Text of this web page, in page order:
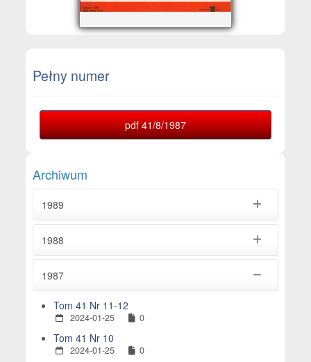
Pełny numer
pdf 41/8/1987
Archiwum
1989
1988
1987
Tom 41 Nr 11-12
2024-01-25 0
Tom 41 Nr 10
2024-01-25 0